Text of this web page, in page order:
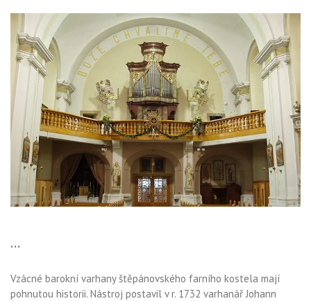
...
Vzácné barokní varhany štěpánovského farního kostela mají
pohnutou historii. Nástroj postavil v r. 1732 varhanář Johann